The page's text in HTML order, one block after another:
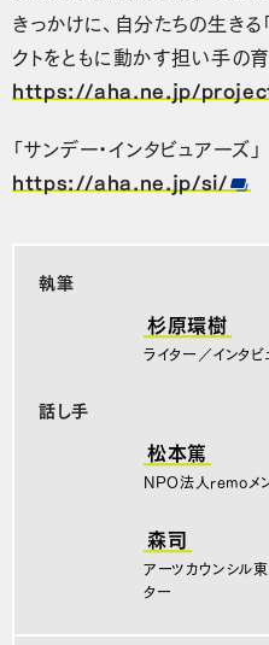
きっかけに、自分たちの生きる
クトをともに動かす担い手の
https://aha.ne.jp/
「サンデー・インタビュアーズ」
https://aha.ne.jp/si/
執筆
杉原環樹
ライター／インタビ
話し手
松本篤
NPO法人remoメ
森司
アーツカウンシル
ター